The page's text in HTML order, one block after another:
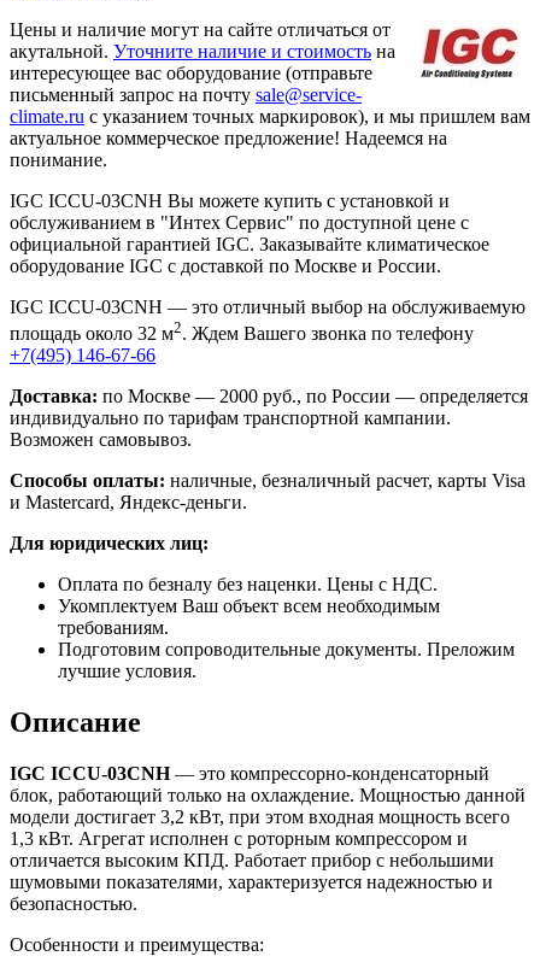
Цены и наличие могут на сайте отличаться от
акутальной. Уточните наличие и стоимость на
интересующее вас оборудование (отправьте
письменный запрос на почту sale@service-
climate.ru с указанием точных маркировок), и мы пришлем вам
актуальное коммерческое предложение! Надеемся на
понимание.
IGC ICCU-03CNH Вы можете купить с установкой и
обслуживанием в "Интех Сервис" по доступной цене с
официальной гарантией IGC. Заказывайте климатическое
оборудование IGC с доставкой по Москве и России.
IGC ICCU-03CNH — это отличный выбор на обслуживаемую
площадь около 32 м2. Ждем Вашего звонка по телефону
+7(495) 146-67-66
Доставка: по Москве — 2000 руб., по России — определяется
индивидуально по тарифам транспортной кампании.
Возможен самовывоз.
Способы оплаты: наличные, безналичный расчет, карты Visa
и Mastercard, Яндекс-деньги.
Для юридических лиц:
Оплата по безналу без наценки. Цены с НДС.
Укомплектуем Ваш объект всем необходимым
требованиям.
Подготовим сопроводительные документы. Преложим
лучшие условия.
Описание
IGC ICCU-03CNH— это компрессорно-конденсаторный
блок, работающий только на охлаждение. Мощностью данной
модели достигает 3,2 кВт, при этом входная мощность всего
1,3 кВт. Агрегат исполнен с роторным компрессором и
отличается высоким КПД. Работает прибор с небольшими
шумовыми показателями, характеризуется надежностью и
безопасностью.
Особенности и преимущества: